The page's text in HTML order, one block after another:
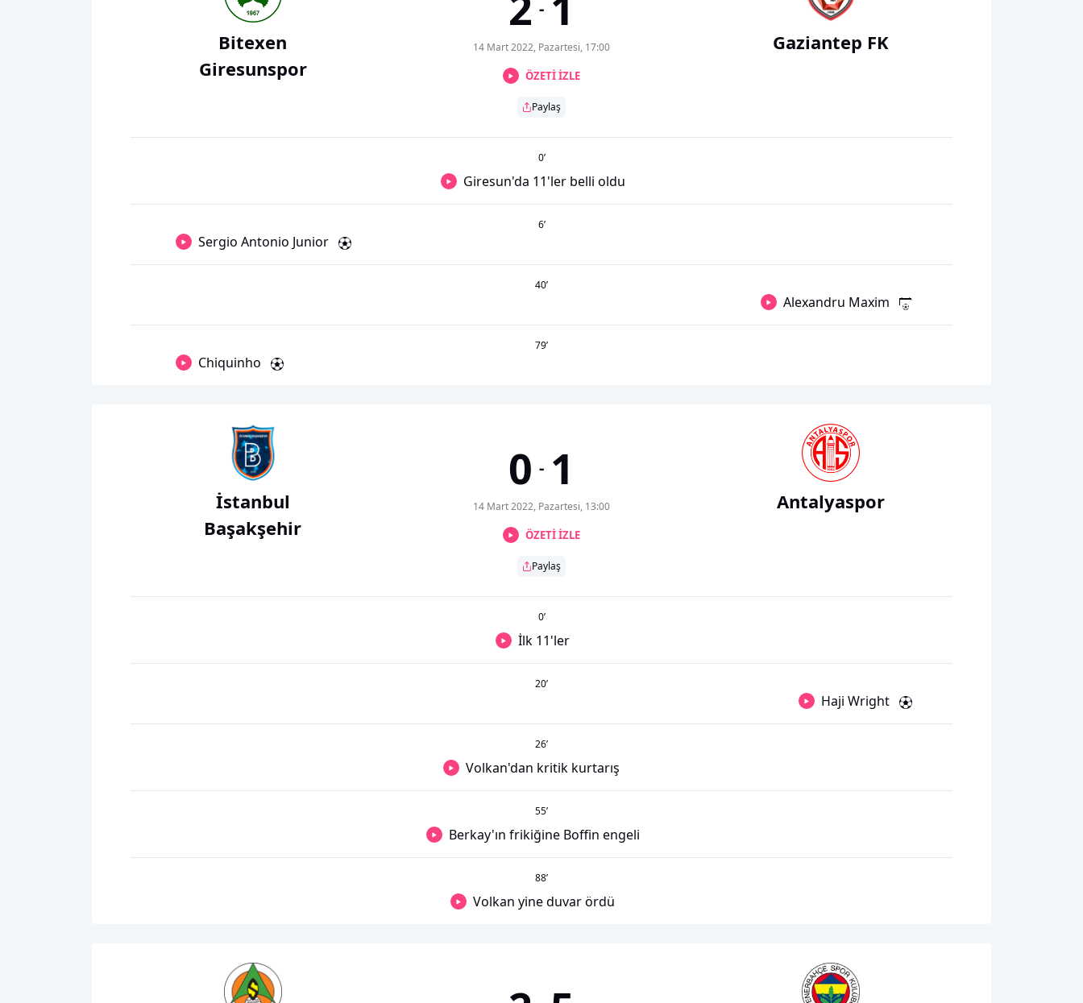
Bitexen
Giresunspor
-
14 Mart 2022, Pazartesi, 17:00
ÖZETİ İZLE
Paylaş
Gaziantep FK
0’
Giresun'da 11'ler belli oldu
6’
Sergio Antonio Junior
40’
Alexandru Maxim
79’
Chiquinho
İstanbul
Başakşehir
0 - 1
14 Mart 2022, Pazartesi, 13:00
ÖZETİ İZLE
Paylaş
Antalyaspor
0’
İlk 11'ler
20’
Haji Wright
26’
Volkan'dan kritik kurtarış
55’
Berkay'ın frikiğine Boffin engeli
88’
Volkan yine duvar ördü